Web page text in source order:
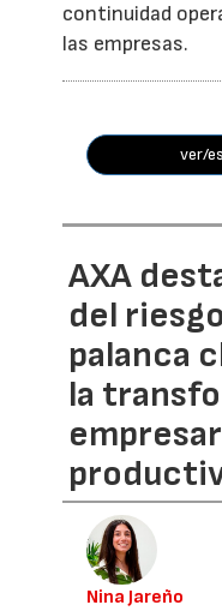
continuidad
las empresas.
ver/
AXA
del
palanca
la
Nina Jareño